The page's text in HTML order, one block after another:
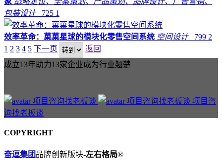
包装设计 725 1
效率革命：菓菓星球的模块化零售空间系统 空间设计 799 2
1 2 3 4 5 下一页
返回
成立13年助力13家企业成为行业翘楚
项目咨
询找老板谈
COPYRIGHT
奋逗集团品牌创新版块-左右格局®